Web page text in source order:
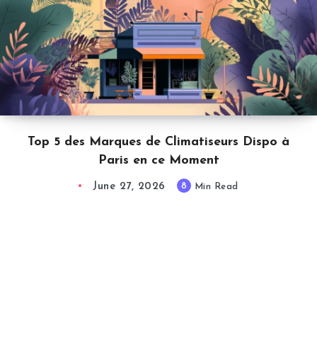
Top 5 des Marques de Climatiseurs Dispo à
Paris en ce Moment
June 27, 2026 8 Min Read